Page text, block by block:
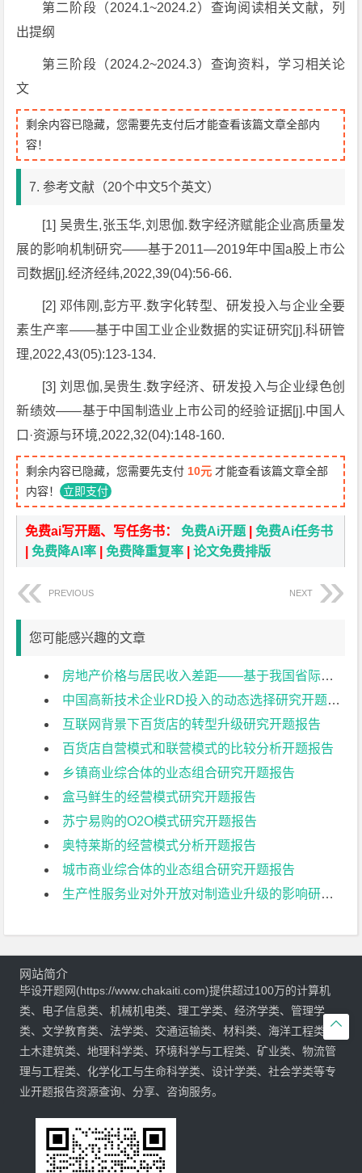
第二阶段（2024.1~2024.2）查询阅读相关文献，列
出提纲
第三阶段（2024.2~2024.3）查询资料，学习相关论
文
剩余内容已隐藏，您需要先支付后才能查看该篇文章全部内
容！
7. 参考文献（20个中文5个英文）
[1] 吴贵生,张玉华,刘思伽.数字经济赋能企业高质量发
展的影响机制研究——基于2011—2019年中国a股上市公
司数据[j].经济经纬,2022,39(04):56-66.
[2] 邓伟刚,彭方平.数字化转型、研发投入与企业全要
素生产率——基于中国工业企业数据的实证研究[j].科研管
理,2022,43(05):123-134.
[3] 刘思伽,吴贵生.数字经济、研发投入与企业绿色创
新绩效——基于中国制造业上市公司的经验证据[j].中国人
口·资源与环境,2022,32(04):148-160.
剩余内容已隐藏，您需要先支付 10元 才能查看该篇文章全部
内容！ 立即支付
免费ai写开题、写任务书：免费Ai开题 |免费Ai任务书
|免费降AI率 |免费降重复率 |论文免费排版
PREVIOUS NEXT
您可能感兴趣的文章
房地产价格与居民收入差距——基于我国省际面板数据的实证分析开题报告
中国高新技术企业RD投入的动态选择研究开题报告
互联网背景下百货店的转型升级研究开题报告
百货店自营模式和联营模式的比较分析开题报告
乡镇商业综合体的业态组合研究开题报告
盒马鲜生的经营模式研究开题报告
苏宁易购的O2O模式研究开题报告
奥特莱斯的经营模式分析开题报告
城市商业综合体的业态组合研究开题报告
生产性服务业对外开放对制造业升级的影响研究开题报告

网站简介
毕设开题网(https://www.chakaiti.com)提供超过100万的计算机
类、电子信息类、机械机电类、理工学类、经济学类、管理学
类、文学教育类、法学类、交通运输类、材料类、海洋工程类、
土木建筑类、地理科学类、环境科学与工程类、矿业类、物流管
理与工程类、化学化工与生命科学类、设计学类、社会学类等专
业开题报告资源查询、分享、咨询服务。